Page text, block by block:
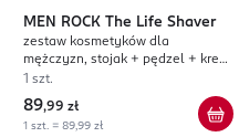
MEN ROCK The Life Shaver
zestaw kosmetyków dla
mężczyzn, stojak + pędzel + krem
do golenia 100ml, Sandalwood
1 szt.
89,99 zł
1 szt. = 89,99 zł